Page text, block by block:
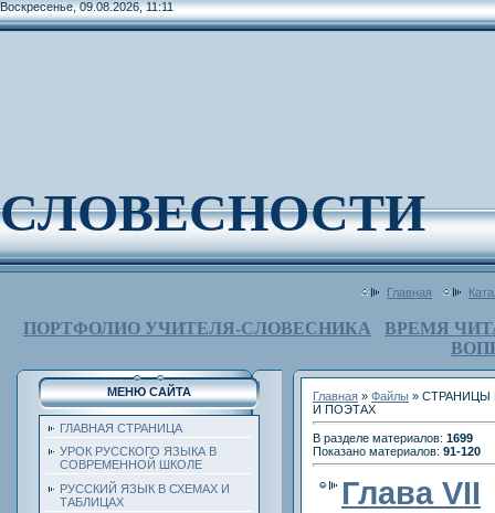
Воскресенье, 09.08.2026, 11:11
СЛОВЕСНОСТИ
Главная
ПОРТФОЛИО УЧИТЕЛЯ-СЛОВЕСНИКА
ВРЕМЯ
МЕНЮ САЙТА
ГЛАВНАЯ СТРАНИЦА
УРОК РУССКОГО ЯЗЫКА В
СОВРЕМЕННОЙ ШКОЛЕ
РУССКИЙ ЯЗЫК В СХЕМАХ И
ТАБЛИЦАХ
Главная » Файлы » СТРАНИЦЫ
И ПОЭТАХ
В разделе материалов: 1699
Показано материалов: 91-120
Глава VII